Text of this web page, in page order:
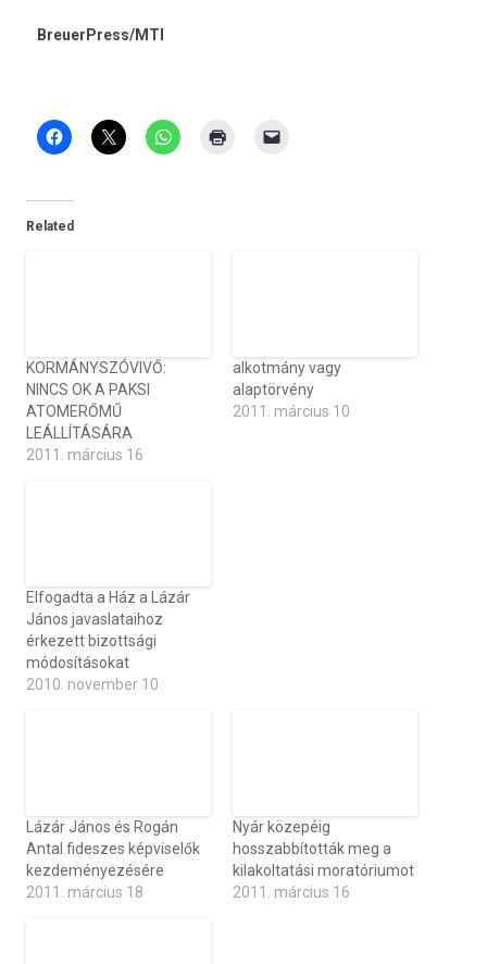
BreuerPress/MTI
Related
KORMÁNYSZÓVIVŐ:
NINCS OK A PAKSI
ATOMERŐMŰ
LEÁLLÍTÁSÁRA
2011. március 16
alkotmány vagy
alaptörvény
2011. március 10
Elfogadta a Ház a Lázár
János javaslataihoz
érkezett bizottsági
módosításokat
2010. november 10
Lázár János és Rogán
Antal fideszes képviselők
kezdeményezésére
2011. március 18
Nyár közepéig
hosszabbították meg a
kilakoltatási moratóriumot
2011. március 16